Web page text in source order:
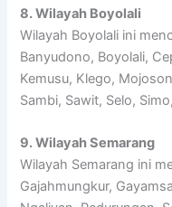
8. Wilayah Boyolali
Wilayah Boyolali ini
Banyudono, Boyolali,
Kemusu, Klego,
Sambi, Sawit, Selo,
9. Wilayah Semarang
Wilayah Semarang ini
Gajahmungkur,